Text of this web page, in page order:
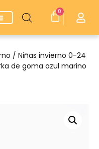
0
/ Niñas invierno 0-24
de goma azul marino